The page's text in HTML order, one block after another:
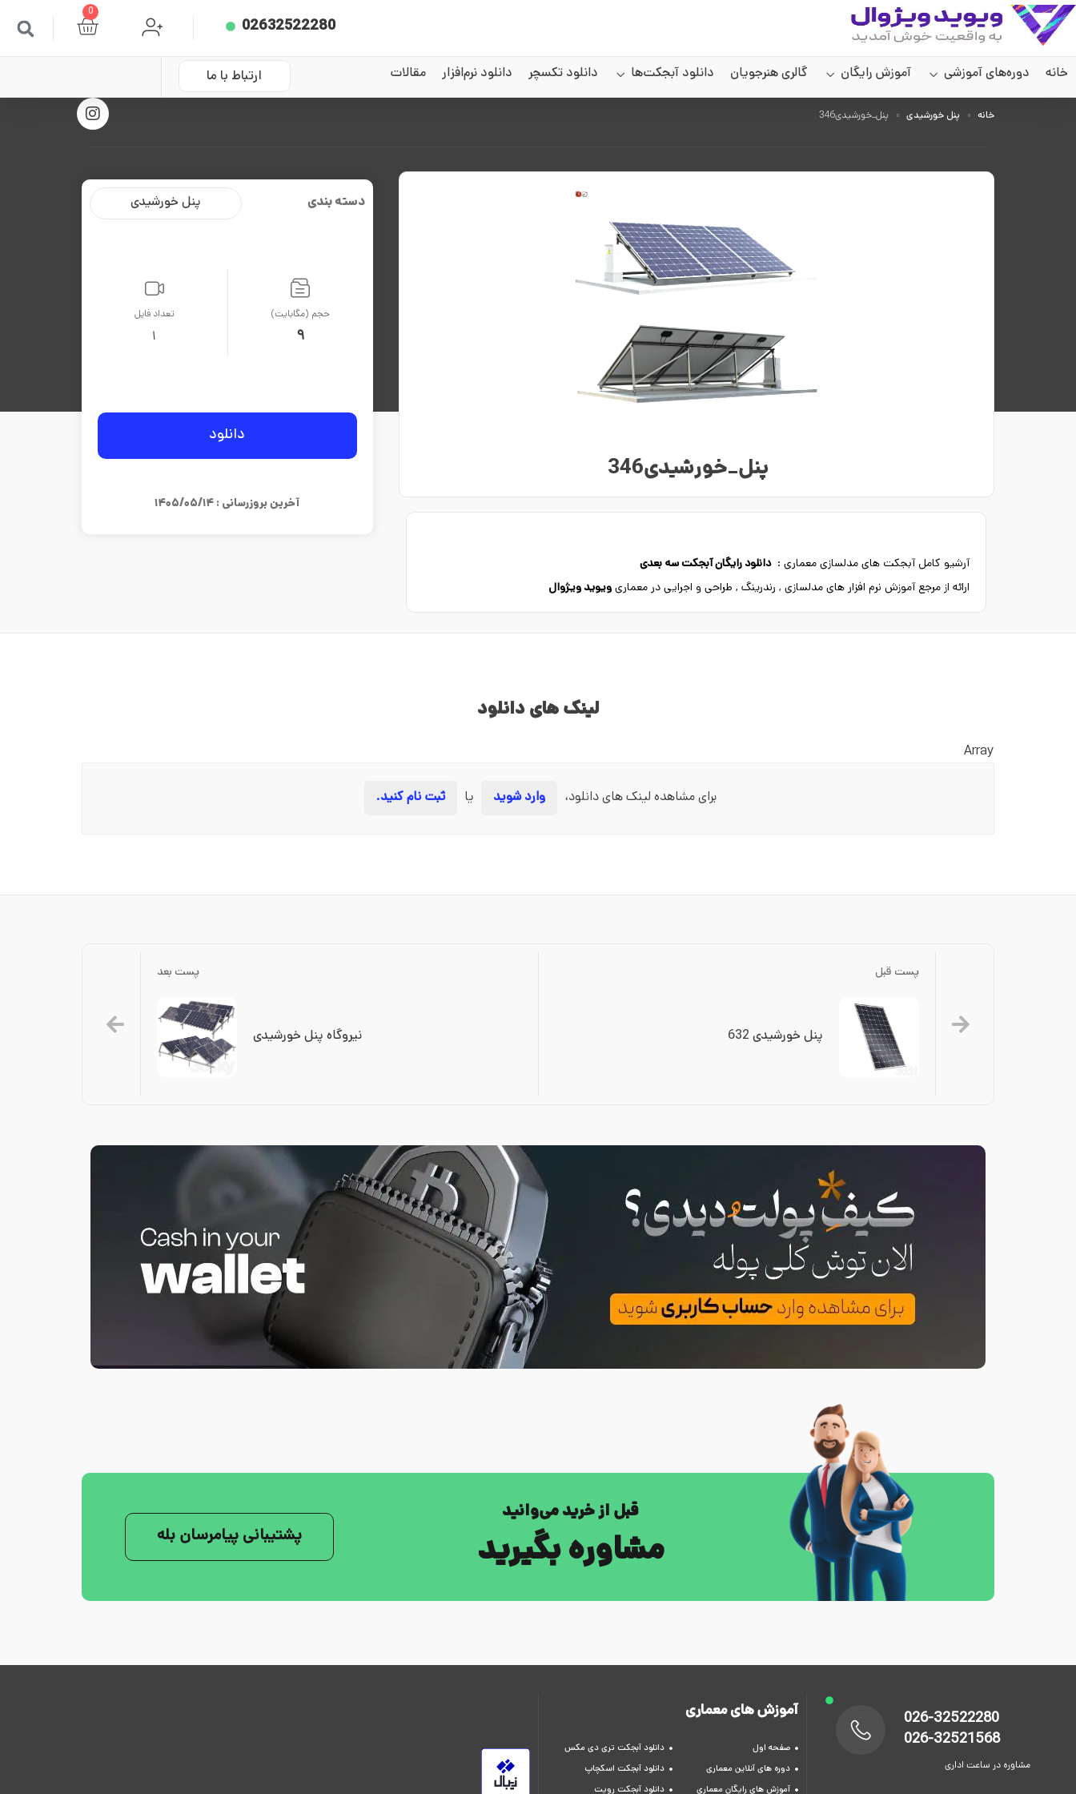
02632522280
0
خانه دوره‌های آموزشی آموزش رایگان گالری هنرجویان دانلود آبجکت‌ها دانلود تکسچر دانلود نرم‌افزار
مقالات
ارتباط با ما
خانه پنل خورشیدی پنل_خورشیدی346
پنل_خورشیدی346
دسته بندی پنل خورشیدی
حجم (مگابایت)
9
تعداد فایل
1
دانلود
آخرین بروزرسانی : ۱۴۰۵/۰۵/۱۴
آرشیو کامل آبجکت های مدلسازی معماری :دانلود رایگان آبجکت سه بعدی
ارائه از مرجع آموزش نرم افزار های مدلسازی , رندرینگ , طراحی و اجرایی در معماریویوید ویژوال
لینک های دانلود
Array
برای مشاهده لینک های دانلود، وارد شوید یا ثبت نام کنید.
پست قبل
پنل خورشیدی 632
پست بعد
نیروگاه پنل خورشیدی
قبل از خرید می‌وانید
مشاوره بگیرید پشتیبانی پیامرسان بله
026-32522280
026-32521568
مشاوره در ساعت اداری
آموزش های معماری
صفحه اول
دوره های آنلاین معماری
آموزش های رایگان معماری
دانلود آبجکت تری دی مکس
دانلود آبجکت اسکچاپ
دانلود آبجکت رویت